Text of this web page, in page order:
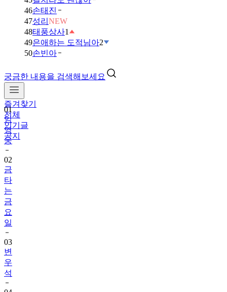
46손태진
47성리 NEW
48태풍상사1
49은애하는 도적님아2
50손빈아
궁금한 내용을 검색해보세요
즐겨찾기
전체
인기글
공지
01
임
영
웅
02
금
타
는
금
요
일
03
변
우
석